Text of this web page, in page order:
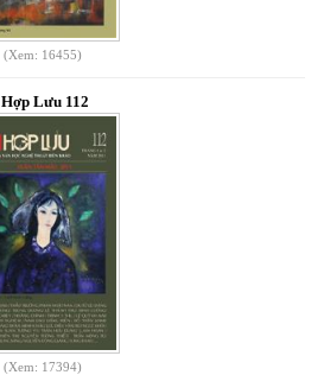
(Xem: 16455)
Hợp Lưu 112
(Xem: 17394)